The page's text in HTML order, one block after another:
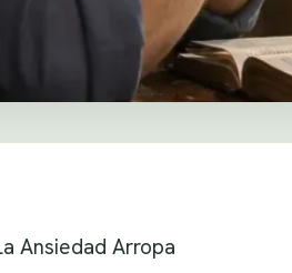
Ansiedad Arropa